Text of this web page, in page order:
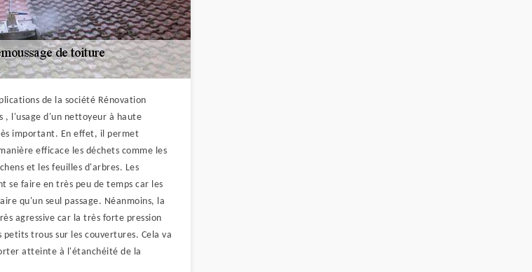
de la société Rénovation
, l'usage d'un nettoyeur à haute
important. En effet, il permet
efficace les déchets comme les
et les feuilles d'arbres. Les
se faire en très peu de temps car les
qu'un seul passage. Néanmoins, la
agressive car la très forte pression
petits trous sur les couvertures. Cela va
atteinte à l'étanchéité de la